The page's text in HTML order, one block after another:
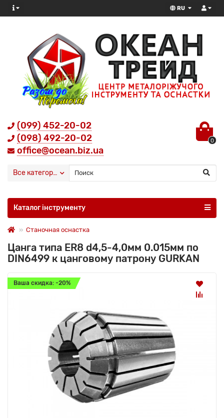
RU
(099) 452-20-02
(098) 492-20-02
office@ocean.biz.ua
0
Все категории
Каталог інструменту
Станочная оснастка
Цанга типа ER8 d4,5-4,0мм 0.015мм по
DIN6499 к цанговому патрону GURKAN
Ваша скидка: -20%